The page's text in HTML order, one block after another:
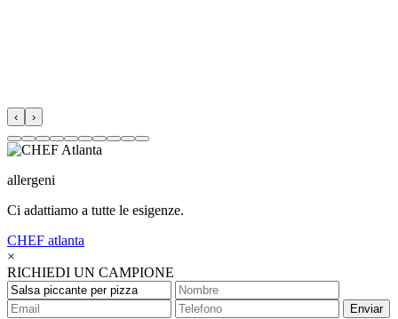
‹ ›
allergeni
Ci adattiamo a tutte le esigenze.
CHEF atlanta
×
RICHIEDI UN CAMPIONE
Enviar